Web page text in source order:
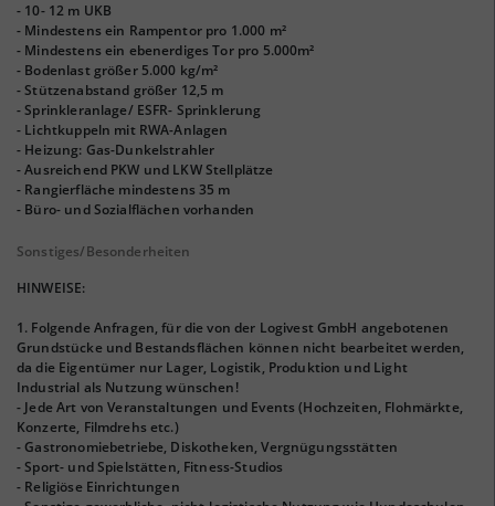
- 10- 12 m UKB
- Mindestens ein Rampentor pro 1.000 m²
- Mindestens ein ebenerdiges Tor pro 5.000m²
- Bodenlast größer 5.000 kg/m²
- Stützenabstand größer 12,5 m
- Sprinkleranlage/ ESFR- Sprinklerung
- Lichtkuppeln mit RWA-Anlagen
- Heizung: Gas-Dunkelstrahler
- Ausreichend PKW und LKW Stellplätze
- Rangierfläche mindestens 35 m
- Büro- und Sozialflächen vorhanden
Sonstiges/Besonderheiten
HINWEISE:
1. Folgende Anfragen, für die von der Logivest GmbH angebotenen
Grundstücke und Bestandsflächen können nicht bearbeitet werden,
da die Eigentümer nur Lager, Logistik, Produktion und Light
Industrial als Nutzung wünschen!
- Jede Art von Veranstaltungen und Events (Hochzeiten, Flohmärkte,
Konzerte, Filmdrehs etc.)
- Gastronomiebetriebe, Diskotheken, Vergnügungsstätten
- Sport- und Spielstätten, Fitness-Studios
- Religiöse Einrichtungen